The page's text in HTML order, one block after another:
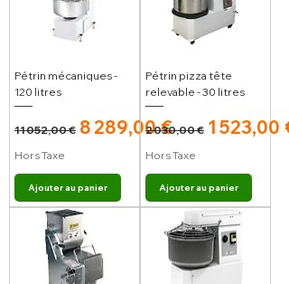
Pétrin mécaniques -
120 litres
Prix original
11 052,00 € Prix promotionnel
8 289,00 €
Hors Taxe
Ajouter au panier
Pétrin pizza tête
relevable - 30 litres
Prix original
2 030,00 € Prix
1 523,00 €
Hors Taxe
Ajouter au panier